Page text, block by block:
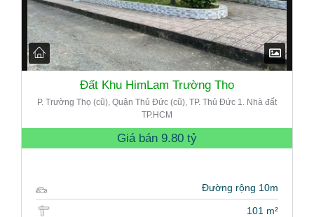
Đất Khu HimLam Trường Thọ
P. Trường Thọ (cũ), Quận Thủ Đức (cũ), TP. Thủ Đức 1. Nhà đất
TP.HCM
Giá bán 9.80 tỷ
Đường rộng 10m
101 m²